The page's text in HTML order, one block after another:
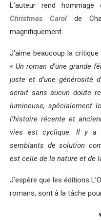
L’auteur rend
Christmas Carol
de
magnifiquement.
J’aime beaucoup la
«Un roman d’une grande
juste et d’une générosité
serait sans aucun doute
lumineuse, spécialement
l’histoire récente et
vies est cyclique. Il y a
semblants de solution
est celle de la nature et de
J’espère que les éditions
romans, sont à la tâche